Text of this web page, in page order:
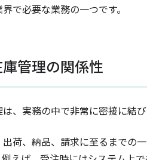
で必要な業務の一つです。
管理の関係性
、実務の中で非常に密接に結び
荷、納品、請求に至るまでの